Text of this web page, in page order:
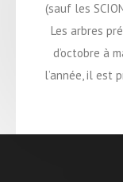
(sauf les
Les arbres
d’octobre à
l’année, il est